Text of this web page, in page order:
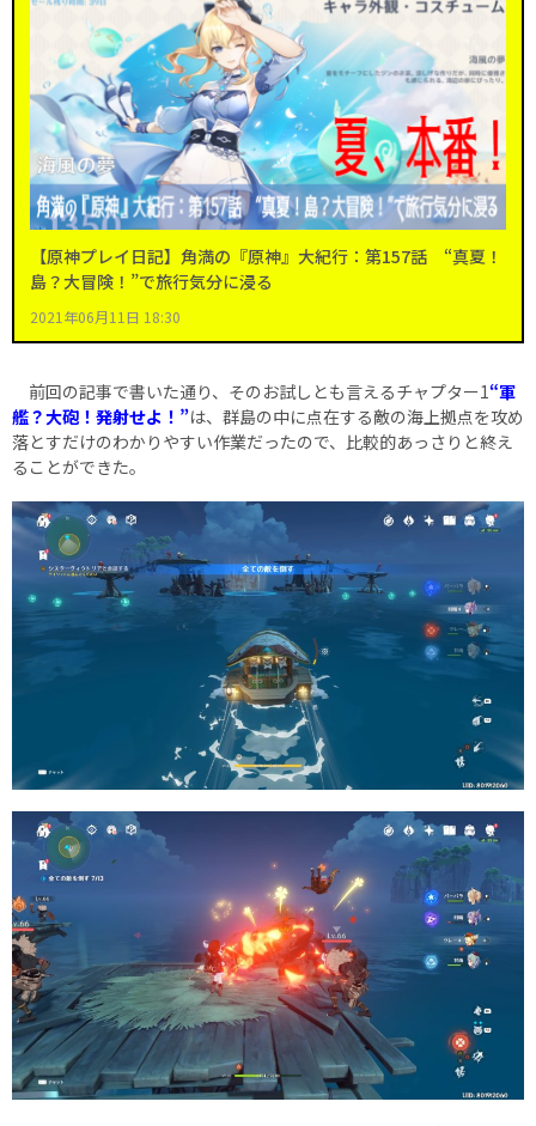
【原神プレイ日記】角満の『原神』大紀行：第157話 “真夏！
島？大冒険！”で旅行気分に浸る
2021年06月11日 18:30
前回の記事で書いた通り、そのお試しとも言えるチャプター1“軍
艦？大砲！発射せよ！”は、群島の中に点在する敵の海上拠点を攻め
落とすだけのわかりやすい作業だったので、比較的あっさりと終え
ることができた。